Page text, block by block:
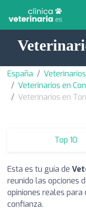
España
Veterinarios en
Veterinarios en
Top 10
Esta es tu guía de
reunido las opciones
opiniones reales
confianza.